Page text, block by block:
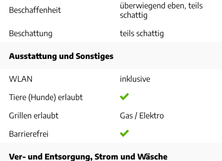
Beschaffenheit
überwiegend eben, teils
schattig
Beschattung
teils schattig
Ausstattung und Sonstiges
WLAN
inklusive
Tiere (Hunde) erlaubt
Grillen erlaubt
Gas / Elektro
Barrierefrei
Ver- und Entsorgung, Strom und Wäsche